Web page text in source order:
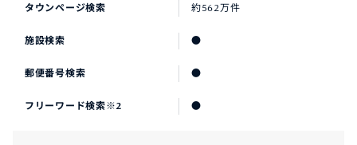
タウンページ検索 約562万件
施設検索 ●
郵便番号検索 ●
フリーワード検索※2 ●